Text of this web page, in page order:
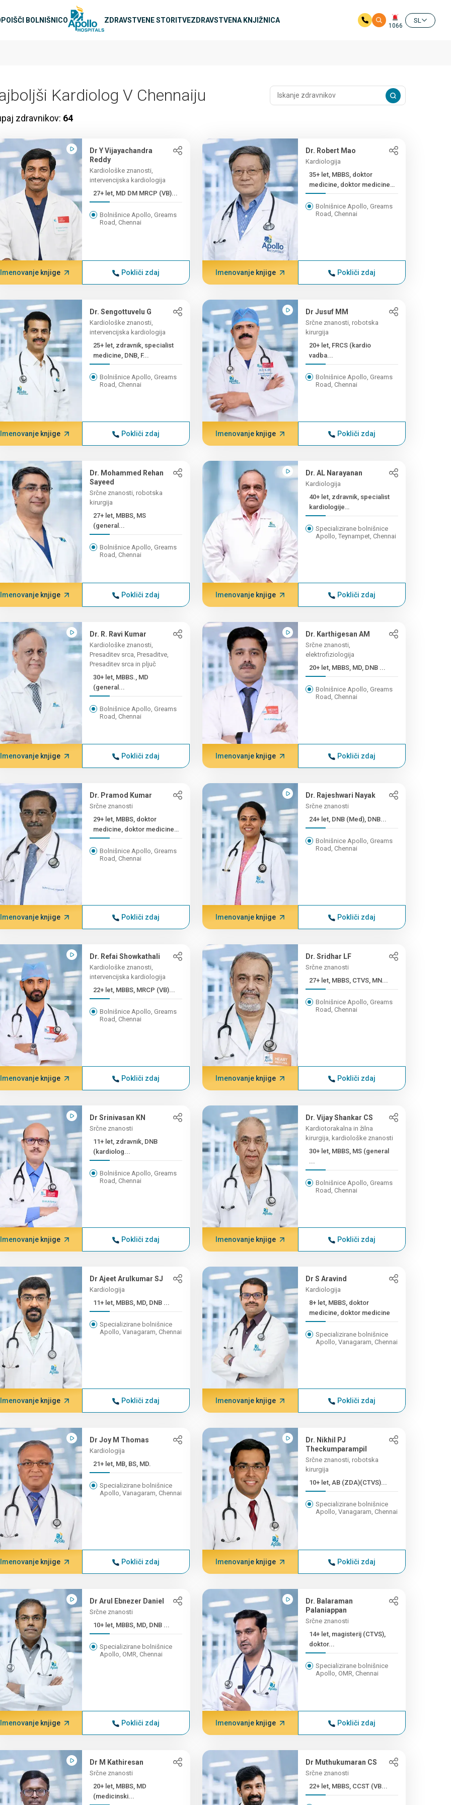
POIŠČI BOLNIŠNICO ZDRAVSTVENE STORITVEZDRAVSTVENA KNJIŽNICA
1066
SL
Kardiolog V Chennaiju
zdravnikov: 64
Dr Y Vijayachandra
Reddy
Kardiološke znanosti,
intervencijska kardiologija
27+ let, MD DM MRCP (VB)...
Bolnišnice Apollo, Greams
Road, Chennai
Imenovanje knjige Pokliči zdaj
Dr. Robert Mao
Kardiologija
35+ let, MBBS, doktor
medicine, doktor medicine,
...
Bolnišnice Apollo, Greams
Road, Chennai
Imenovanje knjige Pokliči zdaj
Dr. Sengottuvelu G
Kardiološke znanosti,
intervencijska kardiologija
25+ let, zdravnik, specialist
medicine, DNB, F...
Bolnišnice Apollo, Greams
Road, Chennai
Imenovanje knjige Pokliči zdaj
Dr Jusuf MM
Srčne znanosti, robotska
kirurgija
20+ let, FRCS (kardio
vadba...
Bolnišnice Apollo, Greams
Road, Chennai
Imenovanje knjige Pokliči zdaj
Dr. Mohammed Rehan
Sayeed
Srčne znanosti, robotska
kirurgija
27+ let, MBBS, MS
(general...
Bolnišnice Apollo, Greams
Road, Chennai
Imenovanje knjige Pokliči zdaj
Dr. AL Narayanan
Kardiologija
40+ let, zdravnik, specialist
kardiologije
(kardioterapija...
Specializirane bolnišnice
Apollo, Teynampet, Chennai
Imenovanje knjige Pokliči zdaj
Dr. R. Ravi Kumar
Kardiološke znanosti,
Presaditev srca, Presaditve,
Presaditev srca in pljuč
30+ let, MBBS., MD
(general...
Bolnišnice Apollo, Greams
Road, Chennai
Imenovanje knjige Pokliči zdaj
Dr. Karthigesan AM
Srčne znanosti,
elektrofiziologija
20+ let, MBBS, MD, DNB ...
Bolnišnice Apollo, Greams
Road, Chennai
Imenovanje knjige Pokliči zdaj
Dr. Pramod Kumar
Srčne znanosti
29+ let, MBBS, doktor
medicine, doktor medicine
(...
Bolnišnice Apollo, Greams
Road, Chennai
Imenovanje knjige Pokliči zdaj
Dr. Rajeshwari Nayak
Srčne znanosti
24+ let, DNB (Med), DNB...
Bolnišnice Apollo, Greams
Road, Chennai
Imenovanje knjige Pokliči zdaj
Dr. Refai Showkathali
Kardiološke znanosti,
intervencijska kardiologija
22+ let, MBBS, MRCP (VB)...
Bolnišnice Apollo, Greams
Road, Chennai
Imenovanje knjige Pokliči zdaj
Dr. Sridhar LF
Srčne znanosti
27+ let, MBBS, CTVS, MN...
Bolnišnice Apollo, Greams
Road, Chennai
Imenovanje knjige Pokliči zdaj
Dr Srinivasan KN
Srčne znanosti
11+ let, zdravnik, DNB
(kardiolog...
Bolnišnice Apollo, Greams
Road, Chennai
Imenovanje knjige Pokliči zdaj
Dr. Vijay Shankar CS
Kardiotorakalna in žilna
kirurgija, kardiološke znanosti
30+ let, MBBS, MS (general
...
Bolnišnice Apollo, Greams
Road, Chennai
Imenovanje knjige Pokliči zdaj
Dr Ajeet Arulkumar SJ
Kardiologija
11+ let, MBBS, MD, DNB ...
Specializirane bolnišnice
Apollo, Vanagaram, Chennai
Imenovanje knjige Pokliči zdaj
Dr S Aravind
Kardiologija
8+ let, MBBS, doktor
medicine, doktor medicine
Specializirane bolnišnice
Apollo, Vanagaram, Chennai
Imenovanje knjige Pokliči zdaj
Dr Joy M Thomas
Kardiologija
21+ let, MB, BS, MD.
Specializirane bolnišnice
Apollo, Vanagaram, Chennai
Imenovanje knjige Pokliči zdaj
Dr. Nikhil PJ
Theckumparampil
Srčne znanosti, robotska
kirurgija
10+ let, AB (ZDA)(CTVS)...
Specializirane bolnišnice
Apollo, Vanagaram, Chennai
Imenovanje knjige Pokliči zdaj
Dr Arul Ebnezer Daniel
Srčne znanosti
10+ let, MBBS, MD, DNB ...
Specializirane bolnišnice
Apollo, OMR, Chennai
Imenovanje knjige Pokliči zdaj
Dr. Balaraman
Palaniappan
Srčne znanosti
14+ let, magisterij (CTVS),
doktor...
Specializirane bolnišnice
Apollo, OMR, Chennai
Imenovanje knjige Pokliči zdaj
Dr M Kathiresan
Srčne znanosti
20+ let, MBBS, MD
(medicinski...
Dr Muthukumaran CS
Srčne znanosti
22+ let, MBBS, CCST (VB...